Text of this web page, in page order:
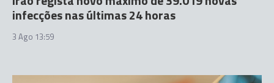
infecções nas últimas 24 horas
3 Ago 13:59